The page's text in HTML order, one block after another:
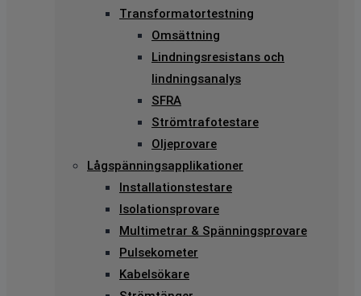
Transformatortestning
Omsättning
Lindningsresistans och
lindningsanalys
SFRA
Strömtrafotestare
Oljeprovare
Lågspänningsapplikationer
Installationstestare
Isolationsprovare
Multimetrar & Spänningsprovare
Pulsekometer
Kabelsökare